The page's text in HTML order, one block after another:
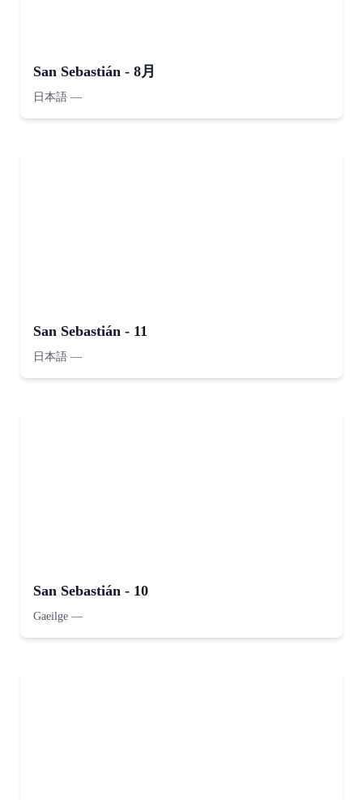
San Sebastián - 8月
日本語 —
San Sebastián - 11
日本語 —
San Sebastián - 10
Gaeilge —